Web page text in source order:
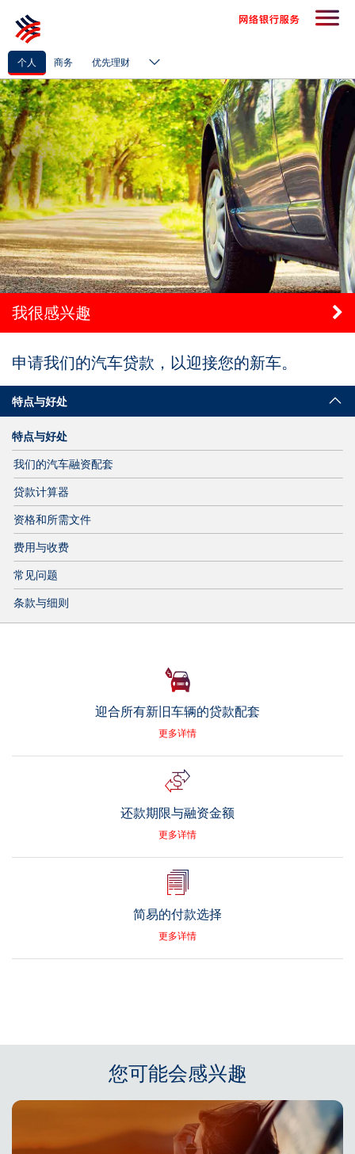
个人 商务 优先理财
申请我们的汽车贷款，以迎接您的新车。
我很感兴趣
特点与好处
特点与好处
我们的汽车融资配套
贷款计算器
资格和所需文件
费用与收费
常见问题
条款与细则
迎合所有新旧车辆的贷款配套
更多详情
还款期限与融资金额
更多详情
简易的付款选择
更多详情
您可能会感兴趣